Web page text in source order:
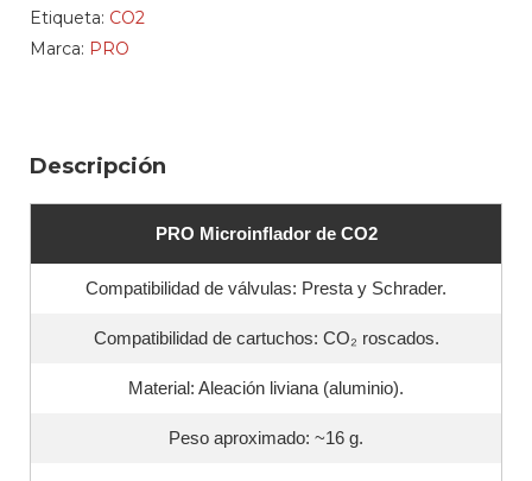
Etiqueta: CO2
Marca: PRO
Descripción
PRO Microinflador de CO2
Compatibilidad de válvulas: Presta y Schrader.
Compatibilidad de cartuchos: CO₂ roscados.
Material: Aleación liviana (aluminio).
Peso aproximado: ~16 g.